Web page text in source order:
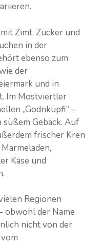
Zimt, Zucker und
in der
ebenso zum
der
und in
Im Mostviertler
„Godnküpfi“ –
Gebäck. Auf
frischer Kren
Käse und
Regionen
obwohl der Name
nicht von der